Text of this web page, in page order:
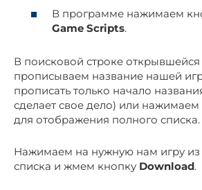
В программе нажимаем
Game Scripts.
В поисковой строке открывшейся
прописываем название нашей
прописать только начало
сделает свое дело) или нажимаем
для отображения полного списка.
Нажимаем на нужную нам игру из
списка и жмем кнопку Download.